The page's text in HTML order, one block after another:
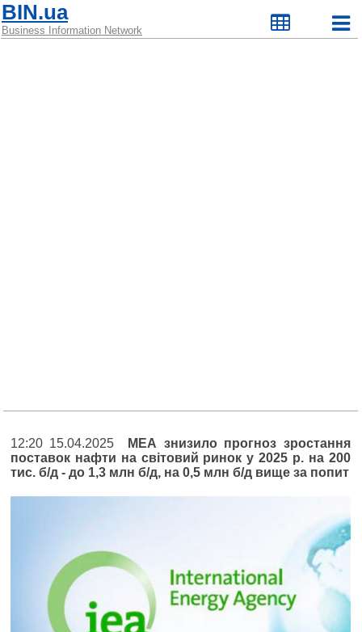
BIN.ua
Business Information Network
12:20 15.04.2025
МЕА знизило прогноз зростання
поставок нафти на світовий ринок у 2025 р. на 200
тис. б/д - до 1,3 млн б/д, на 0,5 млн б/д вище за попит